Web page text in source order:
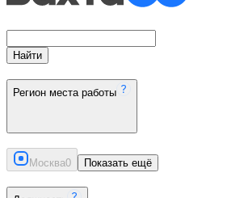
Найти
Регион места работы
Москва0 Показать ещё